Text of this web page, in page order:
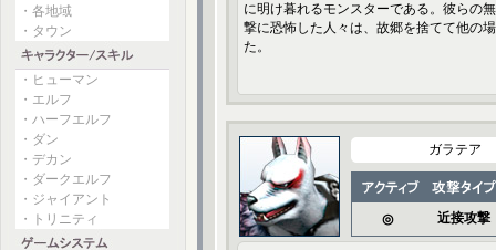
・各地域
・タウン
・ヒューマン
・エルフ
・ハーフエルフ
・ダン
・デカン
・ダークエルフ
・ジャイアント
・トリニティ
に明け暮れるモンスターである。彼らの
撃に恐怖した人々は、故郷を捨てて他の
た。
ガラテア
◎ 近接攻撃